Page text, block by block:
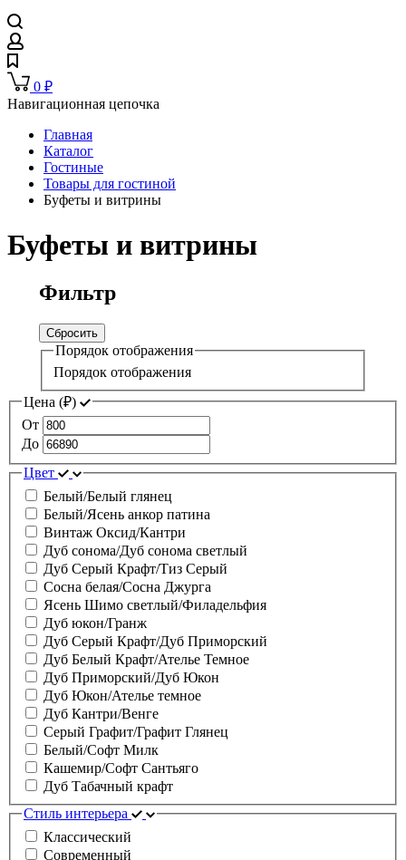
0 ₽
Навигационная цепочка
Главная
Каталог
Гостиные
Товары для гостиной
Буфеты и витрины
Буфеты и витрины
Фильтр
Сбросить
Порядок отображения
Порядок отображения
Цена (₽)
От
До
Цвет
Белый/Белый глянец
Белый/Ясень анкор патина
Винтаж Оксид/Кантри
Дуб сонома/Дуб сонома светлый
Дуб Серый Крафт/Тиз Серый
Сосна белая/Сосна Джурга
Ясень Шимо светлый/Филадельфия
Дуб юкон/Гранж
Дуб Серый Крафт/Дуб Приморский
Дуб Белый Крафт/Ателье Темное
Дуб Приморский/Дуб Юкон
Дуб Юкон/Ателье темное
Дуб Кантри/Венге
Серый Графит/Графит Глянец
Белый/Софт Милк
Кашемир/Софт Сантьяго
Дуб Табачный крафт
Стиль интерьера
Классический
Современный